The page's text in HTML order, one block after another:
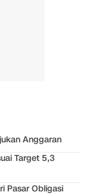
Anggaran
Target 5,3
Pasar Obligasi